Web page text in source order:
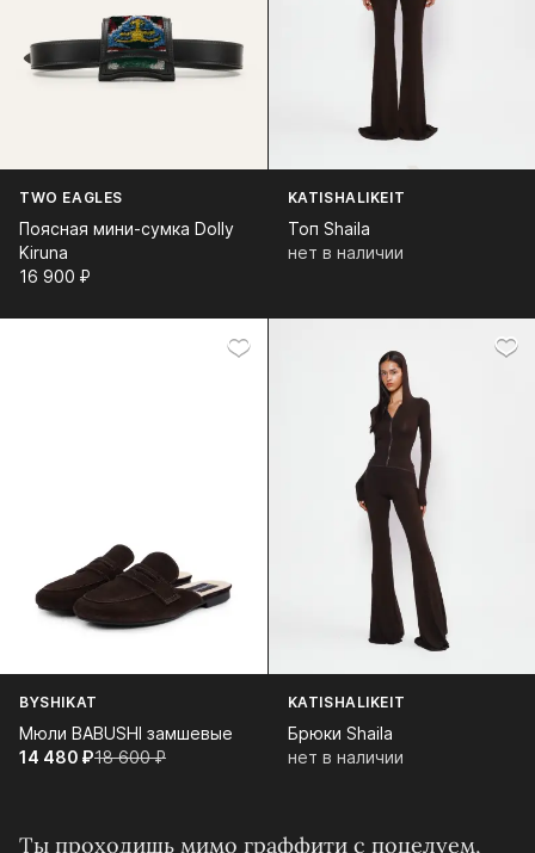
TWO EAGLES
Поясная мини-сумка Dolly
Kiruna
16 900⁠ ⁠₽
KATISHALIKEIT
Топ Shaila
нет в наличии
BYSHIKAT
Мюли BABUSHI замшевые
14 480⁠ ⁠₽18 600⁠ ⁠₽
KATISHALIKEIT
Брюки Shaila
нет в наличии
Ты проходишь мимо граффити с поцелуем,